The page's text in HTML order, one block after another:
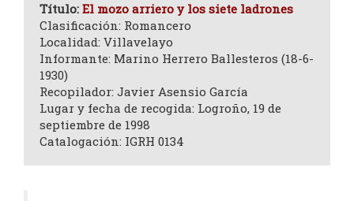
Título: El mozo arriero y los siete ladrones
Clasificación: Romancero
Localidad: Villavelayo
Informante: Marino Herrero Ballesteros (18-6-
1930)
Recopilador: Javier Asensio García
Lugar y fecha de recogida: Logroño, 19 de
septiembre de 1998
Catalogación: IGRH 0134